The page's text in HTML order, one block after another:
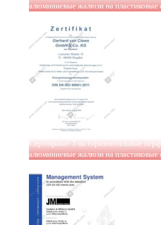
алюминиевые жалюзи на пластиковые
Сертификат 3 на горизонтальные
алюминиевые жалюзи на пластиковые